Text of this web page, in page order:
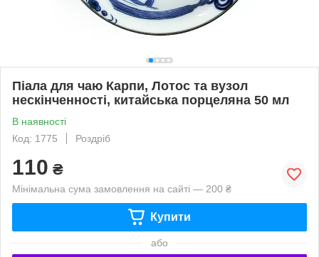
Піала для чаю Карпи, Лотос та вузол
нескінченності, китайська порцеляна 50 мл
В наявності
Код: 1775
Роздріб
110 ₴
Мінімальна сума замовлення на сайті — 200 ₴
Купити
або